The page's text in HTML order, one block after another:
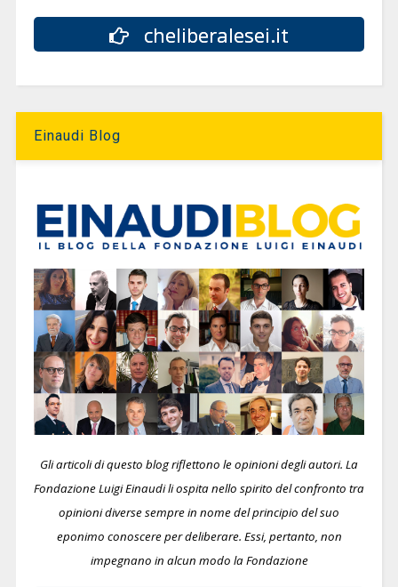
cheliberalesei.it
Einaudi Blog
Gli articoli di questo blog riflettono le opinioni degli autori. La
Fondazione Luigi Einaudi li ospita nello spirito del confronto tra
opinioni diverse sempre in nome del principio del suo
eponimo conoscere per deliberare. Essi, pertanto, non
impegnano in alcun modo la Fondazione